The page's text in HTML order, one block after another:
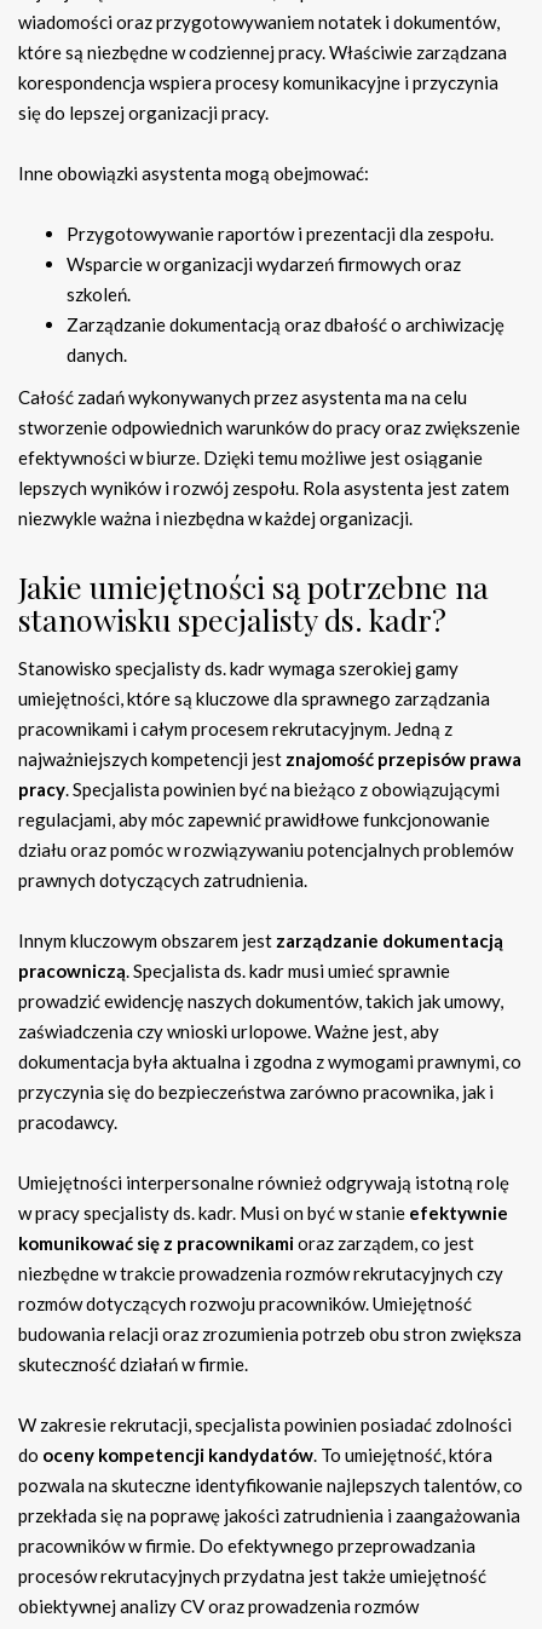
wiadomości oraz przygotowywaniem notatek i dokumentów,
które są niezbędne w codziennej pracy. Właściwie zarządzana
korespondencja wspiera procesy komunikacyjne i przyczynia
się do lepszej organizacji pracy.
Inne obowiązki asystenta mogą obejmować:
Przygotowywanie raportów i prezentacji dla zespołu.
Wsparcie w organizacji wydarzeń firmowych oraz
szkoleń.
Zarządzanie dokumentacją oraz dbałość o archiwizację
danych.
Całość zadań wykonywanych przez asystenta ma na celu
stworzenie odpowiednich warunków do pracy oraz zwiększenie
efektywności w biurze. Dzięki temu możliwe jest osiąganie
lepszych wyników i rozwój zespołu. Rola asystenta jest zatem
niezwykle ważna i niezbędna w każdej organizacji.
Jakie umiejętności są potrzebne na
stanowisku specjalisty ds. kadr?
Stanowisko specjalisty ds. kadr wymaga szerokiej gamy
umiejętności, które są kluczowe dla sprawnego zarządzania
pracownikami i całym procesem rekrutacyjnym. Jedną z
najważniejszych kompetencji jest znajomość przepisów prawa
pracy. Specjalista powinien być na bieżąco z obowiązującymi
regulacjami, aby móc zapewnić prawidłowe funkcjonowanie
działu oraz pomóc w rozwiązywaniu potencjalnych problemów
prawnych dotyczących zatrudnienia.
Innym kluczowym obszarem jest zarządzanie dokumentacją
pracowniczą. Specjalista ds. kadr musi umieć sprawnie
prowadzić ewidencję naszych dokumentów, takich jak umowy,
zaświadczenia czy wnioski urlopowe. Ważne jest, aby
dokumentacja była aktualna i zgodna z wymogami prawnymi, co
przyczynia się do bezpieczeństwa zarówno pracownika, jak i
pracodawcy.
Umiejętności interpersonalne również odgrywają istotną rolę
w pracy specjalisty ds. kadr. Musi on być w stanie efektywnie
komunikować się z pracownikamioraz zarządem, co jest
niezbędne w trakcie prowadzenia rozmów rekrutacyjnych czy
rozmów dotyczących rozwoju pracowników. Umiejętność
budowania relacji oraz zrozumienia potrzeb obu stron zwiększa
skuteczność działań w firmie.
W zakresie rekrutacji, specjalista powinien posiadać zdolności
do oceny kompetencji kandydatów. To umiejętność, która
pozwala na skuteczne identyfikowanie najlepszych talentów, co
przekłada się na poprawę jakości zatrudnienia i zaangażowania
pracowników w firmie. Do efektywnego przeprowadzania
procesów rekrutacyjnych przydatna jest także umiejętność
obiektywnej analizy CV oraz prowadzenia rozmów